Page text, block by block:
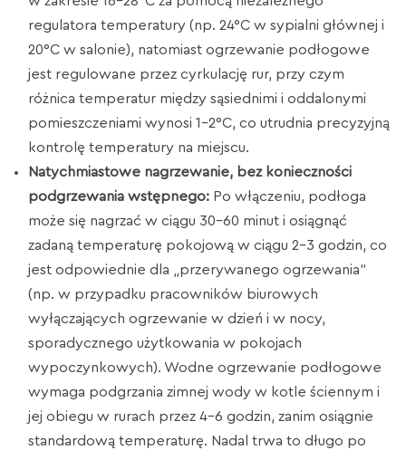
regulatora temperatury (np. 24°C w sypialni głównej i
20°C w salonie), natomiast ogrzewanie podłogowe
jest regulowane przez cyrkulację rur, przy czym
różnica temperatur między sąsiednimi i oddalonymi
pomieszczeniami wynosi 1–2°C, co utrudnia precyzyjną
kontrolę temperatury na miejscu.
Natychmiastowe nagrzewanie, bez konieczności
podgrzewania wstępnego: Po włączeniu, podłoga
może się nagrzać w ciągu 30-60 minut i osiągnąć
zadaną temperaturę pokojową w ciągu 2-3 godzin, co
jest odpowiednie dla „przerywanego ogrzewania”
(np. w przypadku pracowników biurowych
wyłączających ogrzewanie w dzień i w nocy,
sporadycznego użytkowania w pokojach
wypoczynkowych). Wodne ogrzewanie podłogowe
wymaga podgrzania zimnej wody w kotle ściennym i
jej obiegu w rurach przez 4-6 godzin, zanim osiągnie
standardową temperaturę. Nadal trwa to długo po